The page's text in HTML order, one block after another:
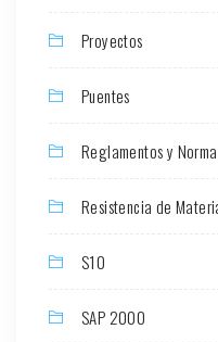
Proyectos
Puentes
Reglamentos y
Resistencia de
S10
SAP 2000